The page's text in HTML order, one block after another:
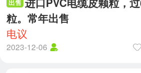
出售
粒。常年出售
电议
2023-12-06